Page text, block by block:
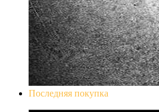
Последняя покупка